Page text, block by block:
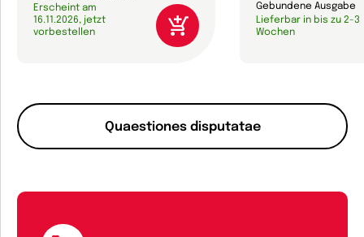
Quaestiones disputatae
Erscheint am
16.11.2026, jetzt
vorbestellen
Gebundene Ausgabe
Lieferbar in bis zu 2-3
Wochen